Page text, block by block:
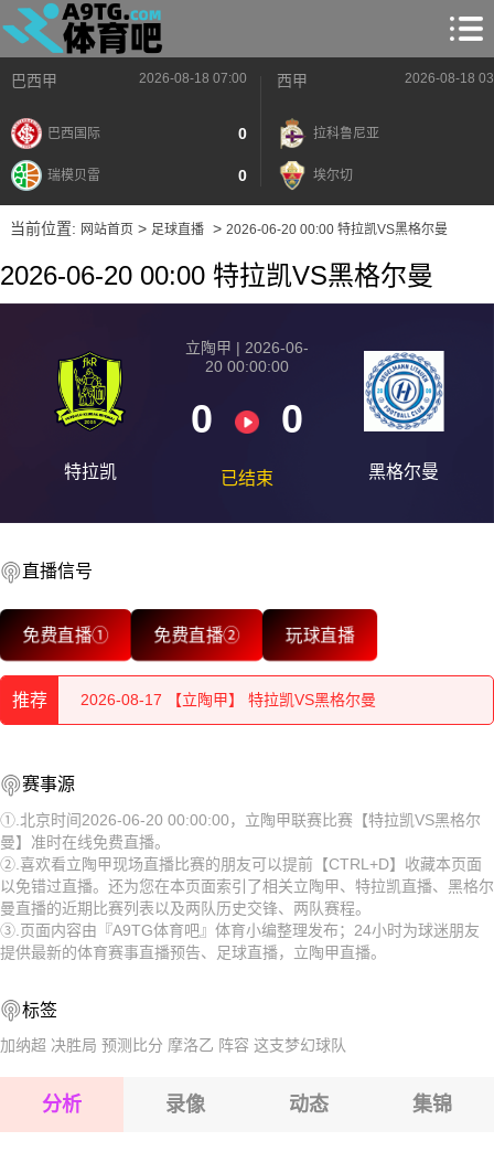
巴西甲 2026-08-18 07:00
巴西国际 0
瑞模贝雷 0
西甲 2026-08-18
拉科鲁尼亚
埃尔切
当前位置: 网站首页> 足球直播> 2026-06-20 00:00 特拉凯VS黑格尔曼
2026-06-20 00:00 特拉凯VS黑格尔曼
特拉凯
立陶甲 | 2026-06-
20 00:00:00
0 0
已结束 黑格尔曼
直播信号
免费直播① 免费直播② 玩球直播
推荐
2026-08-18 【立陶甲】 特拉凯VS黑格尔曼
2026-08-17 【立陶甲】 特拉凯VS黑格尔曼
2026-08-17 【立陶甲】 特拉凯VS黑格尔曼
2026-08-17 【立陶甲】 特拉凯VS黑格尔曼
2026-08-17 【立陶甲】 特拉凯VS黑格尔曼
2026-08-17 【立陶甲】 特拉凯VS黑格尔曼
2026-08-17 【立陶甲】 特拉凯VS黑格尔曼
2026-08-17 【立陶甲】 特拉凯VS黑格尔曼
2026-08-17 【立陶甲】 特拉凯VS黑格尔曼
赛事源
①.北京时间2026-06-20 00:00:00，立陶甲联赛比赛【特拉凯VS黑格尔
曼】准时在线免费直播。
②.喜欢看立陶甲现场直播比赛的朋友可以提前【CTRL+D】收藏本页面
以免错过直播。还为您在本页面索引了相关立陶甲、特拉凯直播、黑格尔
曼直播的近期比赛列表以及两队历史交锋、两队赛程。
③.页面内容由『A9TG体育吧』体育小编整理发布；24小时为球迷朋友
提供最新的体育赛事直播预告、足球直播，立陶甲直播。
标签
加纳超 决胜局 预测比分 摩洛乙 阵容 这支梦幻球队
分析 录像 动态 集锦